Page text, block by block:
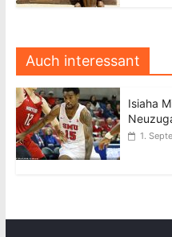
Auch interessant
Isiaha
1.